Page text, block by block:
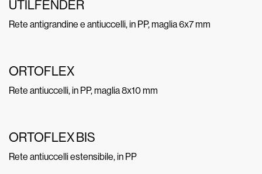
UTILFENDER
Rete antigrandine e antiuccelli, in PP, maglia 6x7 mm
ORTOFLEX
Rete antiuccelli, in PP, maglia 8x10 mm
ORTOFLEX BIS
Rete antiuccelli estensibile, in PP